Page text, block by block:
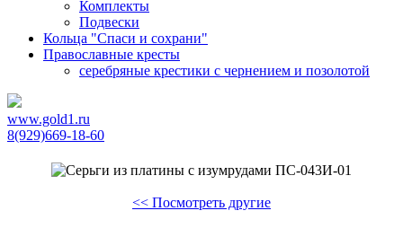
Комплекты
Подвески
Кольца "Спаси и сохрани"
Православные кресты
cеребряные крестики с чернением и позолотой
www.gold1.ru
8(929)669-18-60
<< Посмотреть другие